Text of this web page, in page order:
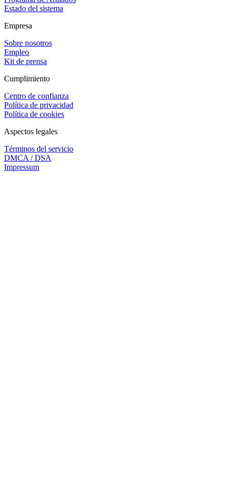
Estado del sistema
Empresa
Sobre nosotros
Empleo
Kit de prensa
Cumplimiento
Centro de confianza
Política de privacidad
Política de cookies
Aspectos legales
Términos del servicio
DMCA / DSA
Impressum